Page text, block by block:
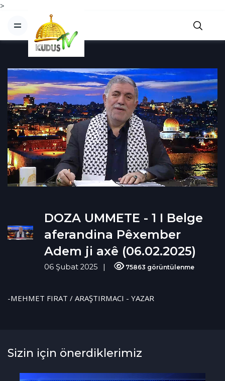
>
DOZA UMMETE - 1 I Belge
aferandina Pêxember
Adem ji axê (06.02.2025)
06 Şubat 2025 75863 görüntülenme
-MEHMET FIRAT / ARAŞTIRMACI - YAZAR
Sizin için önerdiklerimiz